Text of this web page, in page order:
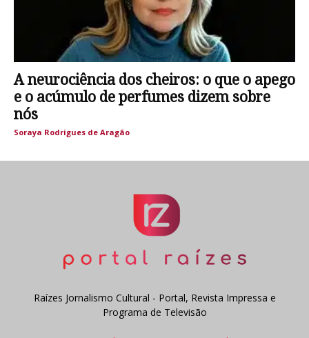
A neurociência dos cheiros: o que o apego
e o acúmulo de perfumes dizem sobre
nós
Soraya Rodrigues de Aragão
Raízes Jornalismo Cultural - Portal, Revista Impressa e
Programa de Televisão